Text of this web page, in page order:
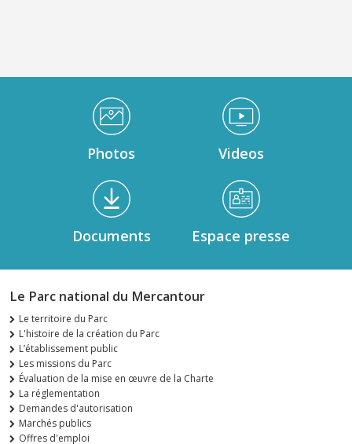
Médiathèque Footer
Photos Videos
Documents Espace presse
Le Parc national du Mercantour
Le territoire du Parc
L'histoire de la création du Parc
L’établissement public
Les missions du Parc
Évaluation de la mise en œuvre de la Charte
La réglementation
Demandes d'autorisation
Marchés publics
Offres d'emploi